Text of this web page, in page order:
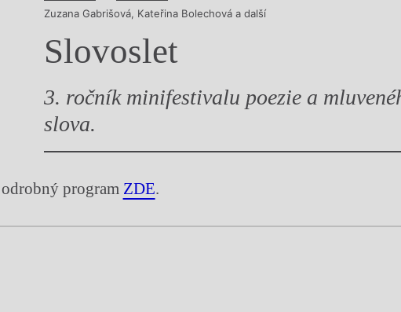
Výroční cenyZuzana Gabrišová, Kateřina Bolechová a další
Slovoslet
3. ročník minifestivalu poezie a
slova.
odrobný program ZDE.